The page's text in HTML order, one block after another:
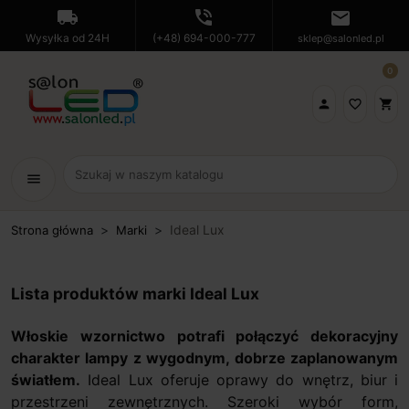
local_shipping
Wysyłka od 24H
phone_in_talk
(+48) 694-000-777
mail
sklep@salonled.pl
 favorite_border shopping_cart
0
menu
Strona główna Marki Ideal Lux
Lista produktów marki Ideal Lux
Włoskie wzornictwo potrafi połączyć dekoracyjny
charakter lampy z wygodnym, dobrze zaplanowanym
światłem. Ideal Lux oferuje oprawy do wnętrz, biur i
przestrzeni zewnętrznych. Szeroki wybór form,